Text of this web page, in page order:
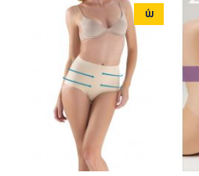
ÚJ